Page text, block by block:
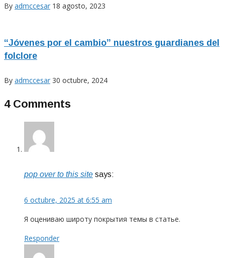
By admccesar 18 agosto, 2023
“Jóvenes por el cambio” nuestros guardianes del
folclore
By admccesar 30 octubre, 2024
4 Comments
pop over to this site says:
6 octubre, 2025 at 6:55 am
Я оцениваю широту покрытия темы в статье.
Responder